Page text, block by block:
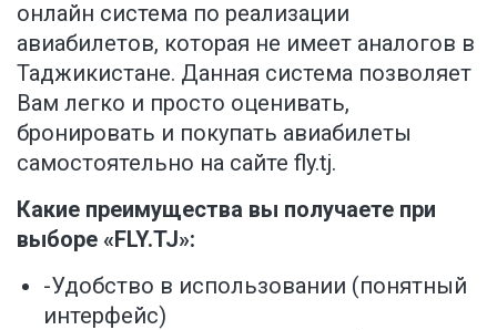
онлайн система по реализации
авиабилетов, которая не имеет аналогов в
Таджикистане. Данная система позволяет
Вам легко и просто оценивать,
бронировать и покупать авиабилеты
самостоятельно на сайте fly.tj.
Какие преимущества вы получаете при
выборе «FLY.TJ»:
-Удобство в использовании (понятный
интерфейс)